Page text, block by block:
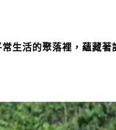
生活的聚落裡，蘊藏著